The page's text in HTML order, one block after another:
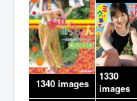
1340 images
1330
images